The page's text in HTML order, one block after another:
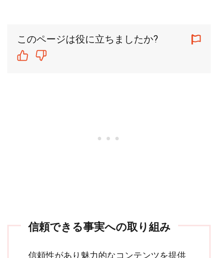
このページは役に立ちましたか?
信頼できる事実への取り組み
信頼性があり魅力的なコンテンツを提供